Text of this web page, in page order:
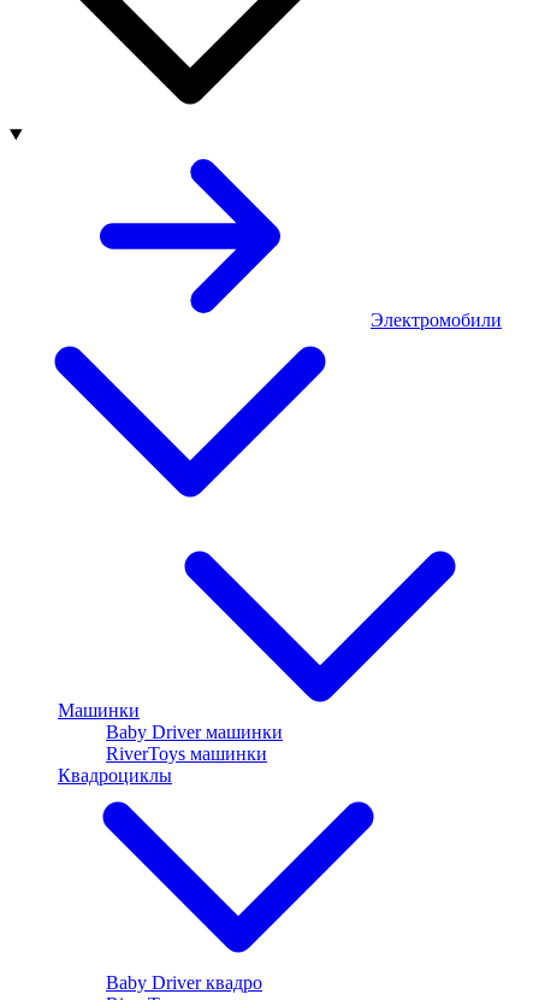
Электромобили
Машинки
Baby Driver машинки
RiverToys машинки
Квадроциклы
Baby Driver квадро